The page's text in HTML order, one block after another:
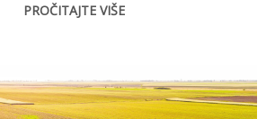
PROČITAJTE VIŠE